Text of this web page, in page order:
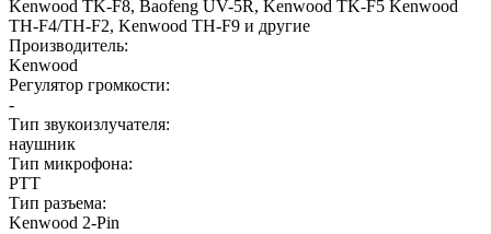
Kenwood TK-F8, Baofeng UV-5R, Kenwood TK-F5 Kenwood
TH-F4/TH-F2, Kenwood TH-F9 и другие
Производитель:
Kenwood
Регулятор громкости:
-
Тип звукоизлучателя:
наушник
Тип микрофона:
PTT
Тип разъема:
Kenwood 2-Pin